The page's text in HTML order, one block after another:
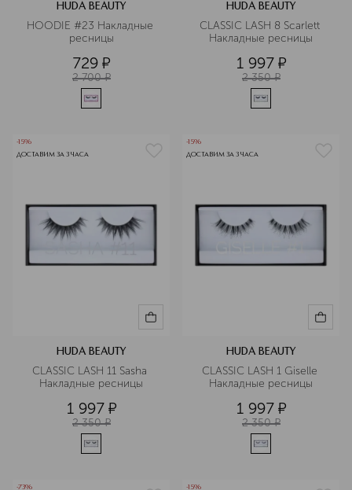
HUDA BEAUTY
HOODIE #23 Накладные
ресницы
729 ¤
2 700 ¤
HUDA BEAUTY
CLASSIC LASH 8 Scarlett
Накладные ресницы
1 997 ¤
2 350 ¤
-15%
ДОСТАВИМ ЗА 3 ЧАСА
HUDA BEAUTY
CLASSIC LASH 11 Sasha
Накладные ресницы
1 997 ¤
2 350 ¤
-15%
ДОСТАВИМ ЗА 3 ЧАСА
HUDA BEAUTY
CLASSIC LASH 1 Giselle
Накладные ресницы
1 997 ¤
2 350 ¤
-73% -15%